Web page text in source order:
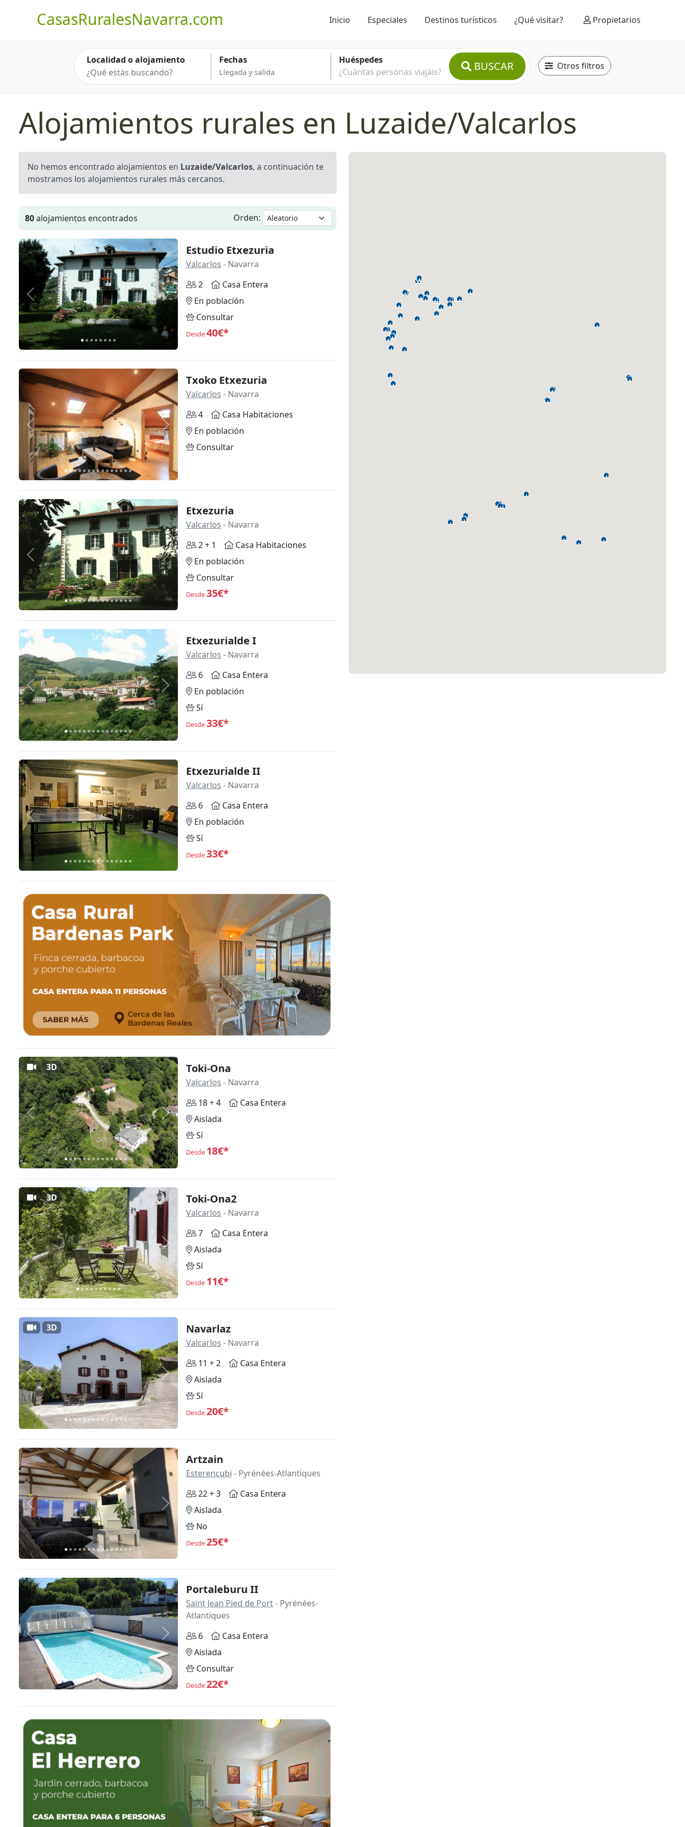
CasasRuralesNavarra.com Inicio Especiales Destinos turísticos ¿Qué visitar? Propietarios
Localidad o alojamiento Fechas
Huéspedes
¿Cuántas personas viajáis?
BUSCAR Otros filtros
Alojamientos rurales en Luzaide/Valcarlos
No hemos encontrado alojamientos en Luzaide/Valcarlos, a continuación te
mostramos los alojamientos rurales más cercanos.
80alojamientos encontrados Orden:
Anterior Siguiente
Estudio Etxezuria
Valcarlos - Navarra
2
Casa Entera
En población
Consultar
Desde40€*
Anterior Siguiente
Txoko Etxezuria
Valcarlos - Navarra
4
Casa Habitaciones
En población
Consultar
Anterior Siguiente
Etxezuria
Valcarlos - Navarra
2 + 1
Casa Habitaciones
En población
Consultar
Desde35€*
Anterior Siguiente
Etxezurialde I
Valcarlos - Navarra
6
Casa Entera
En población
Sí
Desde33€*
Anterior Siguiente
Etxezurialde II
Valcarlos - Navarra
6
Casa Entera
En población
Sí
Desde33€*
Anterior Siguiente
3D Toki-Ona
Valcarlos - Navarra
18 + 4
Casa Entera
Aislada
Sí
Desde 18€*
Anterior Siguiente
3D Toki-Ona2
Valcarlos - Navarra
7
Casa Entera
Aislada
Sí
Desde 11€*
Anterior Siguiente
3D Navarlaz
Valcarlos - Navarra
11 + 2
Casa Entera
Aislada
Sí
Desde20€*
Anterior Siguiente
Artzain
Esterencubi - Pyrénées-Atlantiques
22 + 3
Casa Entera
Aislada
No
Desde25€*
Anterior Siguiente
Portaleburu II
Saint Jean Pied de Port- Pyrénées-
Atlantiques
6
Casa Entera
Aislada
Consultar
Desde22€*